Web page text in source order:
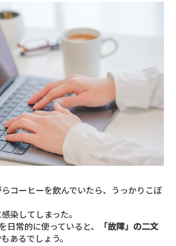
コーヒーを飲んでいたら、うっかりこぼ
染してしまった。
日常的に使っていると、
「故障」の二文
もあるでしょう。